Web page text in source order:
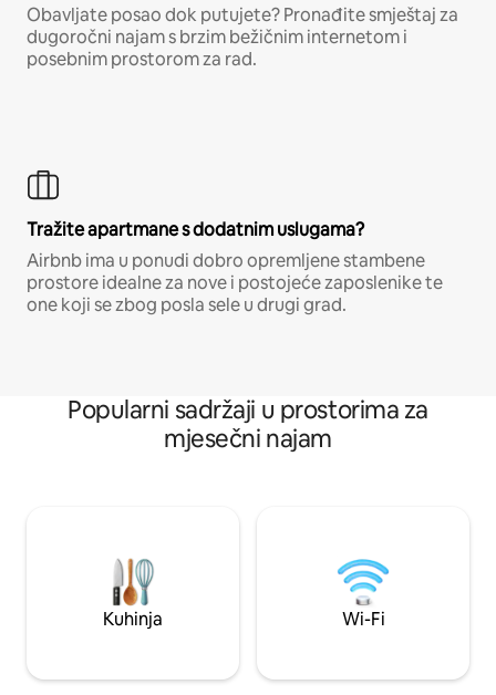
Obavljate posao dok putujete? Pronađite smještaj za
dugoročni najam s brzim bežičnim internetom i
posebnim prostorom za rad.
Tražite apartmane s dodatnim uslugama?
Airbnb ima u ponudi dobro opremljene stambene
prostore idealne za nove i postojeće zaposlenike te
one koji se zbog posla sele u drugi grad.
Popularni sadržaji u prostorima za
mjesečni najam
Kuhinja Wi-Fi